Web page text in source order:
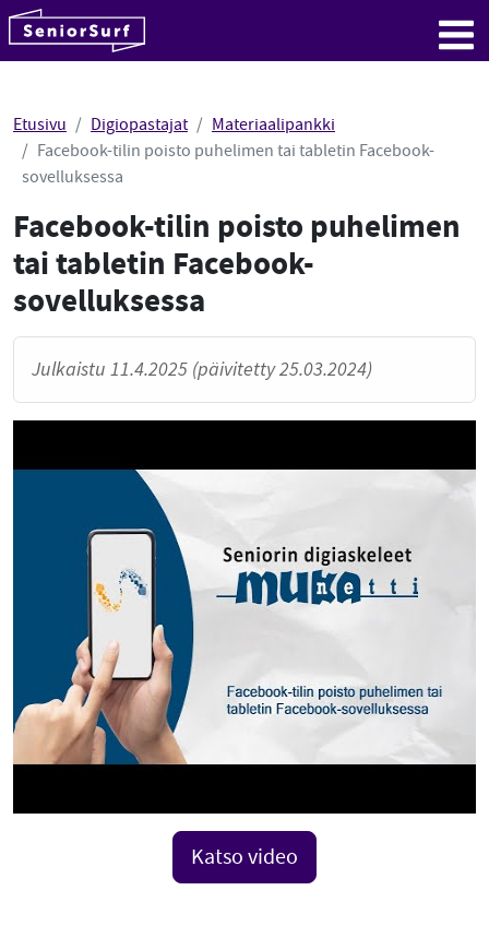
Hyppää sisältöön
Etusivu Digiopastajat
Materiaalipankki
Facebook-tilin poisto puhelimen tai tabletin Facebook-
sovelluksessa
Facebook-tilin poisto puhelimen
tai tabletin Facebook-
sovelluksessa
Julkaistu 11.4.2025 (päivitetty 25.03.2024)
Katso video